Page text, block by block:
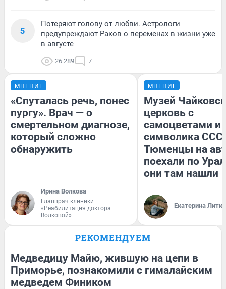
5
Потеряют голову от любви. Астрологи
предупреждают Раков о переменах в жизни уже
в августе
26 289 7
МНЕНИЕ
«Спуталась речь, понес
пургу». Врач — о
смертельном диагнозе,
который сложно
обнаружить
Ирина Волкова
Главврач клиники
«Реабилитация доктора
Волковой»
МНЕНИЕ
Музей
церковь с
самоцветами и
символика
Тюменцы на
поехали по
они там нашли
Екатерина
РЕКОМЕНДУЕМ
Медведицу Майю, жившую на цепи в
Приморье, познакомили с гималайским
медведем Фиником